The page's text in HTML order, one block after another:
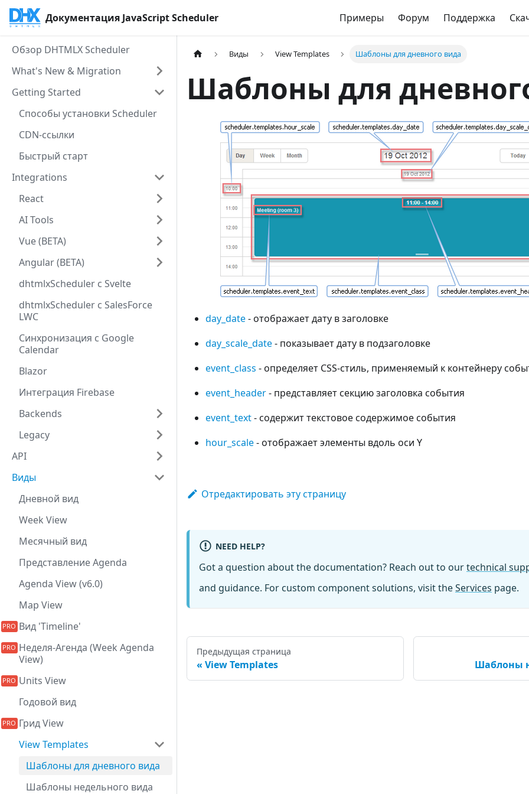
Документация JavaScript Scheduler Примеры Форум Поддержка
Обзор DHTMLX Scheduler
What's New & Migration
Getting Started
Способы установки Scheduler
CDN-ссылки
Быстрый старт
Integrations
React
AI Tools
Vue (BETA)
Angular (BETA)
dhtmlxScheduler с Svelte
dhtmlxScheduler с SalesForce
LWC
Cинхронизация с Google
Calendar
Blazor
Интеграция Firebase
Backends
Legacy
API
Виды
Дневной вид
Week View
Месячный вид
Представление Agenda
Agenda View (v6.0)
Map View
Вид 'Timeline'
Неделя-Агенда (Week Agenda
View)
Units View
Годовой вид
Грид View
View Templates
Шаблоны для дневного вида
Шаблоны недельного вида
Виды View Templates Шаблоны для дневного вида
Шаблоны для
day_date- отображает дату в заголовке
day_scale_date- показывает дату в подзаголовке
event_class - определяет CSS-стиль, применяемый к контейнеру
event_header- представляет секцию заголовка события
event_text- содержит текстовое содержимое события
hour_scale- отображает элементы вдоль оси Y
Отредактировать эту страницу
NEED HELP?
Got a question about the documentation? Reach out to ourtechnical
and guidance. For custom component solutions, visit theServices page.
Предыдущая страница
View Templates Шаблоны